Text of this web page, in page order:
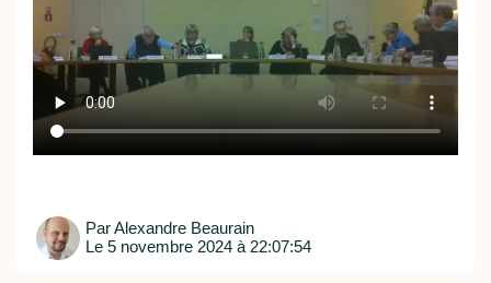
ParAlexandre Beaurain
Le 5 novembre 2024 à 22:07:54